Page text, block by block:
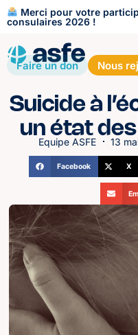
Merci pour votre
consulaires 2026 !
Faire un don Nous
Suicide à
un état
Equipe ASFE 13
Facebook X